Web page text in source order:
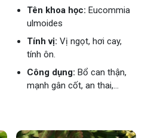
Tên khoa học: Eucommia
ulmoides
Tính vị: Vị ngọt, hơi cay,
tính ôn.
Công dụng: Bổ can thận,
mạnh gân cốt, an thai,...